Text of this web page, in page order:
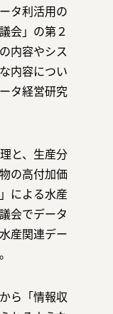
タ利活用の
会」の第２
内容やシス
内容につい
タ経営研究
と、生産分
の高付加価
による水産
会でデータ
産関連デー
ら「情報収